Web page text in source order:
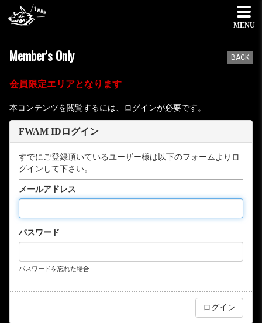
MENU
Member's Only BACK
会員限定エリアとなります
本コンテンツを閲覧するには、ログインが必要です。
FWAM IDログイン
すでにご登録頂いているユーザー様は以下のフォームよりロ
グインして下さい。
メールアドレス
パスワード
パスワードを忘れた場合